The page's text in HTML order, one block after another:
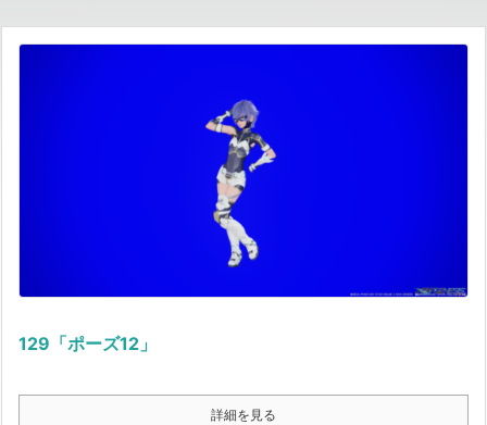
129「ポーズ12」
詳細を見る